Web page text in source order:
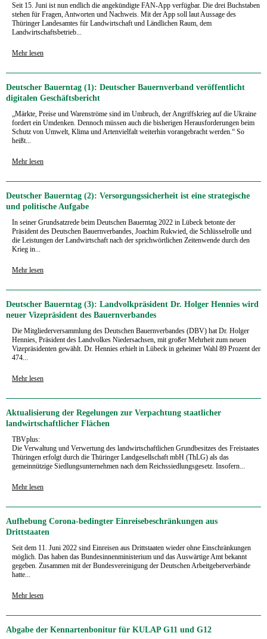
Seit 15. Juni ist nun endlich die angekündigte FAN-App verfügbar. Die drei Buchstaben
stehen für Fragen, Antworten und Nachweis. Mit der App soll laut Aussage des
Thüringer Landesamtes für Landwirtschaft und Ländlichen Raum, dem
Landwirtschaftsbetrieb...
Mehr lesen
Deutscher Bauerntag (1): Deutscher Bauernverband veröffentlicht
digitalen Geschäftsbericht
„Märkte, Preise und Warenströme sind im Umbruch, der Angriffskrieg auf die Ukraine
fordert ein Umdenken. Dennoch müssen auch die bisherigen Herausforderungen beim
Schutz von Umwelt, Klima und Artenvielfalt weiterhin vorangebracht werden.“ So
heißt...
Mehr lesen
Deutscher Bauerntag (2): Versorgungssicherheit ist eine strategische
und politische Aufgabe
In seiner Grundsatzrede beim Deutschen Bauerntag 2022 in Lübeck betonte der
Präsident des Deutschen Bauernverbandes, Joachim Rukwied, die Schlüsselrolle und
die Leistungen der Landwirtschaft nach der sprichwörtlichen Zeitenwende durch den
Krieg in...
Mehr lesen
Deutscher Bauerntag (3): Landvolkpräsident Dr. Holger Hennies wird
neuer Vizepräsident des Bauernverbandes
Die Mitgliederversammlung des Deutschen Bauernverbandes (DBV) hat Dr. Holger
Hennies, Präsident des Landvolkes Niedersachsen, mit großer Mehrheit zum neuen
Vizepräsidenten gewählt. Dr. Hennies erhielt in Lübeck in geheimer Wahl 89 Prozent der
474...
Mehr lesen
Aktualisierung der Regelungen zur Verpachtung staatlicher
landwirtschaftlicher Flächen
TBVplus:
Die Verwaltung und Verwertung des landwirtschaftlichen Grundbesitzes des Freistaates
Thüringen erfolgt durch die Thüringer Landgesellschaft mbH (ThLG) als das
gemeinnützige Siedlungsunternehmen nach dem Reichssiedlungsgesetz. Insofern...
Mehr lesen
Aufhebung Corona-bedingter Einreisebeschränkungen aus
Drittstaaten
Seit dem 11. Juni 2022 sind Einreisen aus Drittstaaten wieder ohne Einschränkungen
möglich. Das haben das Bundesinnenministerium und das Auswärtige Amt bekannt
gegeben. Zusam­men mit der Bundesvereinigung der Deutschen Arbeitgeberverbände
hatte...
Mehr lesen
Abgabe der Kennartenbonitur für KULAP G11 und G12